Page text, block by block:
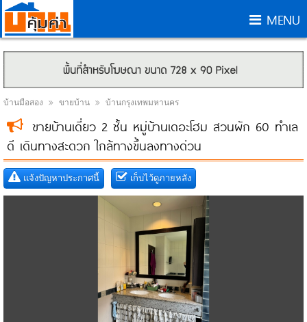
MENU
บ้านมือสอง ขายบ้าน บ้านกรุงเทพมหานคร
ขายบ้านเดี่ยว 2 ชั้น หมู่บ้านเดอะโฮม สวนผัก 60 ทำเล
ดี เดินทางสะดวก ใกล้ทางขึ้นลงทางด่วน
แจ้งปัญหาประกาศนี้ เก็บไว้ดูภายหลัง